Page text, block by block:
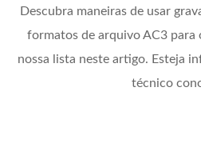
Descubra maneiras de usar
formatos de arquivo AC3 para
nossa lista neste artigo. Esteja
técnico